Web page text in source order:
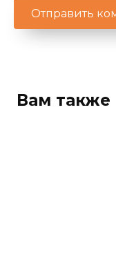
Вам также